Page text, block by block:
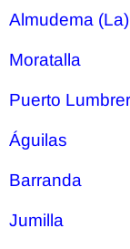
Almudema (La)
Moratalla
Puerto
Águilas
Barranda
Jumilla